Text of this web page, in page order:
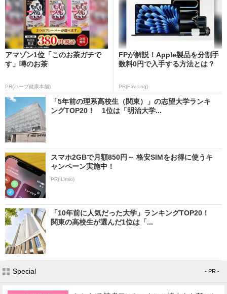
アマゾン1位「このお茶ガチで
す」噂のお茶
PR(ハーブ健康本舗)
FPが解説！Apple製品を分割手
数料0円で入手する方法とは？
PR(Fav-Log)
「5年前の理系高校生（関東）」の志望大学ランキ
ングTOP20！ 1位は「明治大学...
スマホ2GBで月額850円～ 格安SIMをお得に使うキ
ャンペーン実施中！
PR(IIJmio)
「10年前に人気だった大学」ランキングTOP20！
関東の高校生が選んだ1位は「...
Special - PR -